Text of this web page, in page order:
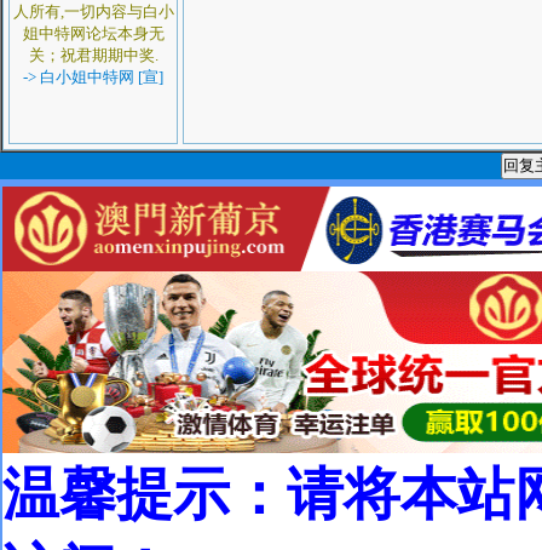
人所有,一切内容与白小
姐中特网论坛本身无
关；祝君期期中奖.
-> 白小姐中特网 [宣]